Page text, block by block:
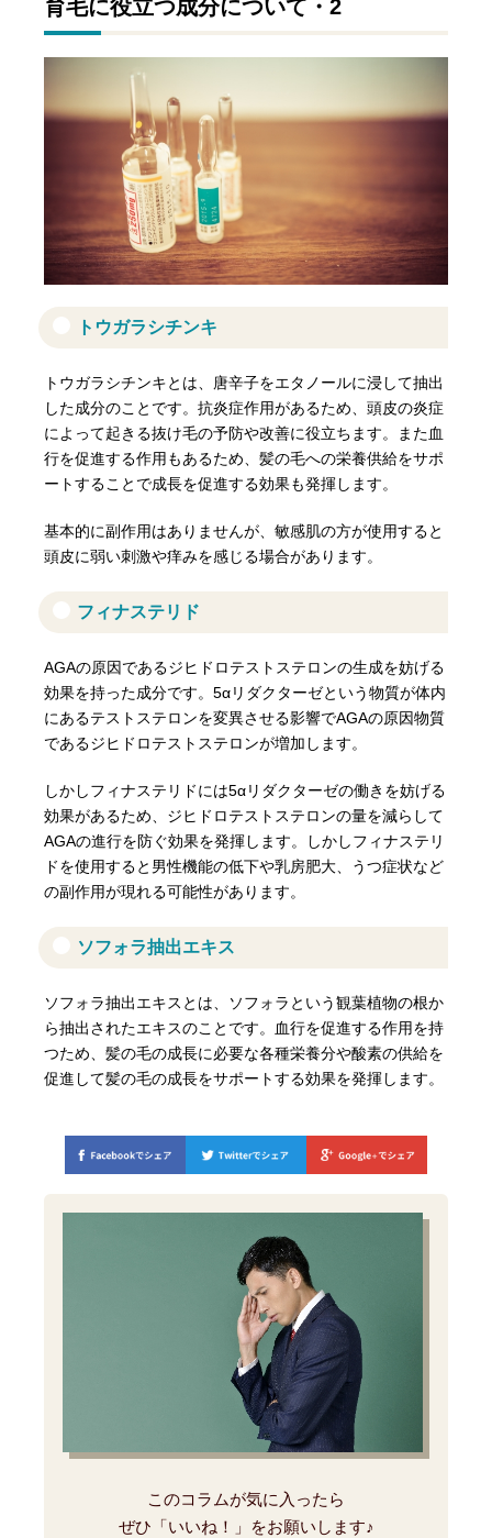
育毛に役立つ成分について・2
トウガラシチンキ
トウガラシチンキとは、唐辛子をエタノールに浸して抽出
した成分のことです。抗炎症作用があるため、頭皮の炎症
によって起きる抜け毛の予防や改善に役立ちます。また血
行を促進する作用もあるため、髪の毛への栄養供給をサポ
ートすることで成長を促進する効果も発揮します。
基本的に副作用はありませんが、敏感肌の方が使用すると
頭皮に弱い刺激や痒みを感じる場合があります。
フィナステリド
AGAの原因であるジヒドロテストステロンの生成を妨げる
効果を持った成分です。5αリダクターゼという物質が体内
にあるテストステロンを変異させる影響でAGAの原因物質
であるジヒドロテストステロンが増加します。
しかしフィナステリドには5αリダクターゼの働きを妨げる
効果があるため、ジヒドロテストステロンの量を減らして
AGAの進行を防ぐ効果を発揮します。しかしフィナステリ
ドを使用すると男性機能の低下や乳房肥大、うつ症状など
の副作用が現れる可能性があります。
ソフォラ抽出エキス
ソフォラ抽出エキスとは、ソフォラという観葉植物の根か
ら抽出されたエキスのことです。血行を促進する作用を持
つため、髪の毛の成長に必要な各種栄養分や酸素の供給を
促進して髪の毛の成長をサポートする効果を発揮します。
このコラムが気に入ったら
ぜひ「いいね！」をお願いします♪